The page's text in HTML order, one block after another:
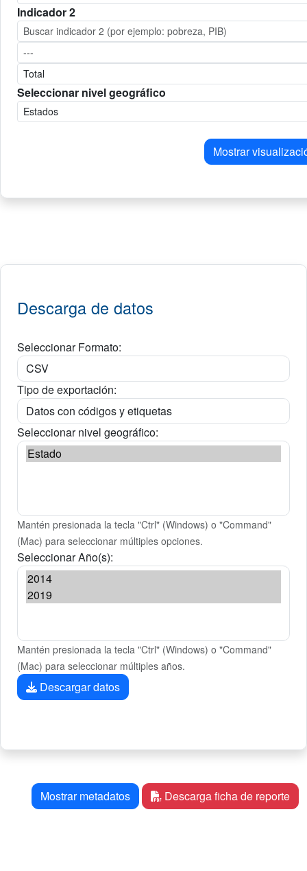
Indicador 2
Seleccionar nivel geográfico
Mostrar
Descarga de datos
Seleccionar Formato:
Tipo de exportación:
Seleccionar nivel geográfico:
Mantén presionada la tecla "Ctrl" (Windows) o "Command"
(Mac) para seleccionar múltiples opciones.
Seleccionar Año(s):
Mantén presionada la tecla "Ctrl" (Windows) o "Command"
(Mac) para seleccionar múltiples años.
Descargar datos
Mostrar metadatos Descarga ficha de reporte